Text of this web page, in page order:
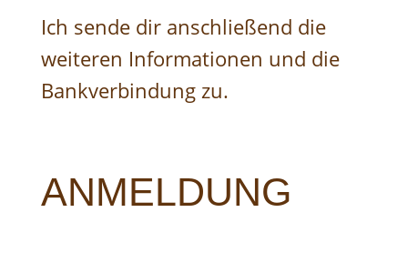
Ich sende dir anschließend die
weiteren Informationen und die
Bankverbindung zu.
ANMELDUNG